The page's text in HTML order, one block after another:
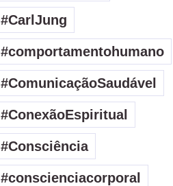
#CarlJung
#comportamentohumano
#ComunicaçãoSaudável
#ConexãoEspiritual
#Consciência
#conscienciacorporal